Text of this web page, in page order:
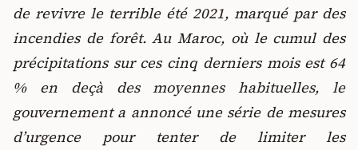
de revivre le terrible été 2021, marqué par des
incendies de forêt. Au Maroc, où le cumul des
précipitations sur ces cinq derniers mois est 64
% en deçà des moyennes habituelles, le
gouvernement a annoncé une série de mesures
d’urgence pour tenter de limiter les